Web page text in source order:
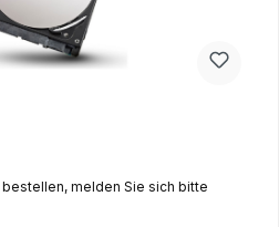
melden Sie sich bitte